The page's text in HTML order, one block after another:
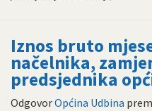
Iznos bruto
načelnika,
predsjednika
OdgovorOpćina Udbina